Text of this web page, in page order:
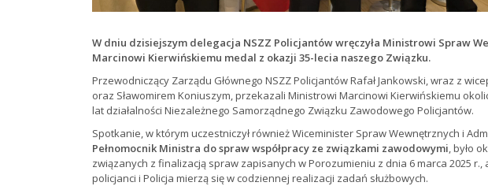
W dniu dzisiejszym delegacja NSZZ Policjantów wręczyła Ministrowi Spraw
Marcinowi Kierwińskiemu medal z okazji 35-lecia naszego Związku.
Przewodniczący Zarządu Głównego NSZZ Policjantów Rafał Jankowski, wraz z
oraz Sławomirem Koniuszym, przekazali Ministrowi Marcinowi Kierwińskiemu
lat działalności Niezależnego Samorządnego Związku Zawodowego Policjantów.
Spotkanie, w którym uczestniczył również Wiceminister Spraw Wewnętrznych i
Pełnomocnik Ministra do spraw współpracy ze związkami zawodowymi, było
związanych z finalizacją spraw zapisanych w Porozumieniu z dnia 6 marca 2025
policjanci i Policja mierzą się w codziennej realizacji zadań służbowych.